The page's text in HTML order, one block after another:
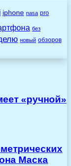
iphone nasa pro
без
новый обзоров
«ручной»
Маска